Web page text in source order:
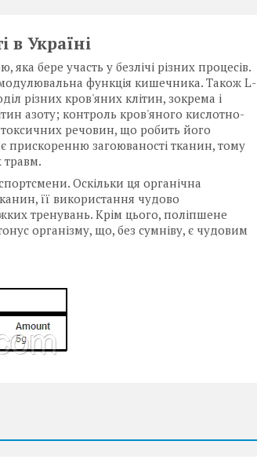
в Україні
бере участь у безлічі різних процесів.
функція кишечника. Також L-
різних кров'яних клітин, зокрема і
азоту; контроль кров'яного кислотно-
токсичних речовин, що робить його
прискоренню загоюваності тканин, тому
травм.
Оскільки ця органічна
її використання чудово
тренувань. Крім цього, поліпшене
організму, що, без сумніву, є чудовим